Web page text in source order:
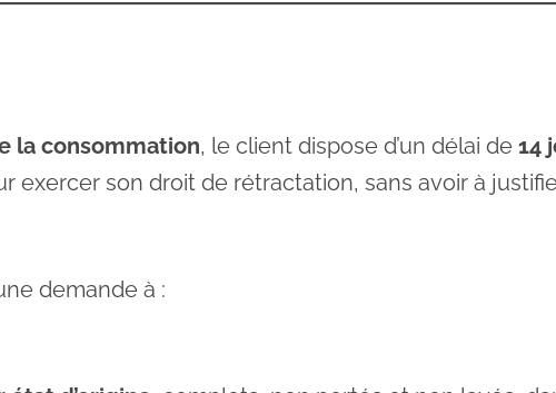
la consommation, le client dispose d’un délai de 14
exercer son droit de rétractation, sans avoir à
demande à :